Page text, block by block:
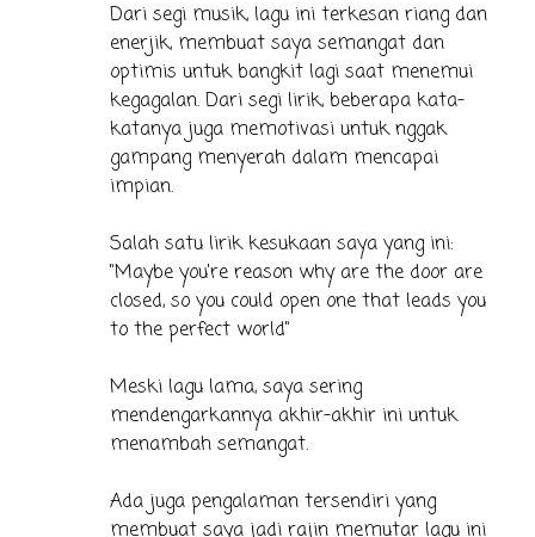
Dari segi musik, lagu ini terkesan riang dan
enerjik, membuat saya semangat dan
optimis untuk bangkit lagi saat menemui
kegagalan. Dari segi lirik, beberapa kata-
katanya juga memotivasi untuk nggak
gampang menyerah dalam mencapai
impian.
Salah satu lirik kesukaan saya yang ini:
"Maybe you're reason why are the door are
closed, so you could open one that leads you
to the perfect world"
Meski lagu lama, saya sering
mendengarkannya akhir-akhir ini untuk
menambah semangat.
Ada juga pengalaman tersendiri yang
membuat saya jadi rajin memutar lagu ini